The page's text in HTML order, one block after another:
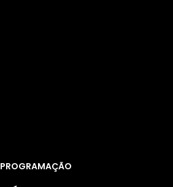
PROGRAMAÇÃO